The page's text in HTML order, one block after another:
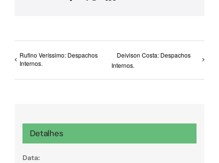
Rufino Veríssimo: Despachos
Internos.
Deivison Costa: Despachos
Internos.
Detalhes
Data: